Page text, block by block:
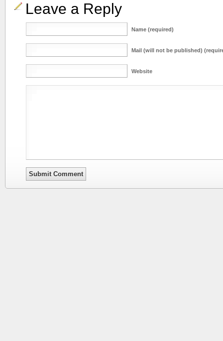
Leave a Reply
Name (required)
Mail (will not be published)
Website